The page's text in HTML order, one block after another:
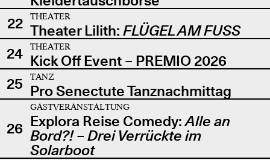
22
THEATER
Theater Lilith: FLÜGEL AM FUSS
24
THEATER
Kick Off Event – PREMIO 2026
25
TANZ
Pro Senectute Tanznachmittag
26
GASTVERANSTALTUNG
Explora Reise Comedy:Alle an
Bord?! – Drei Verrückte im
Solarboot